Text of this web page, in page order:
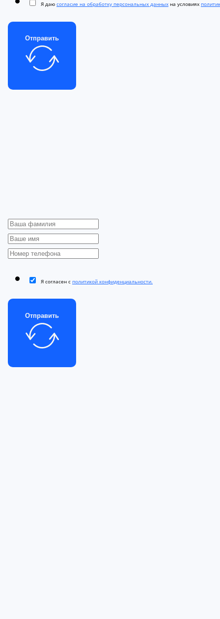
Я даю согласие на обработку персональных данных на условиях
Отправить
Я согласен с политикой конфиденциальности.
Отправить